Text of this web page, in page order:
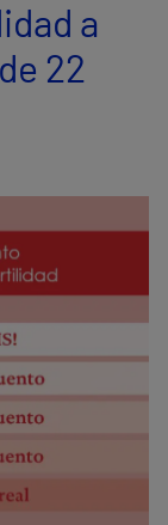
a
22